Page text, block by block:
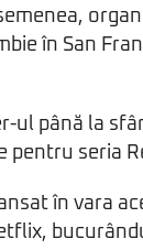
în San
ul până la
pentru seria
în vara